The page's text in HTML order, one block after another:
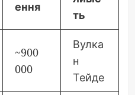
ення
ть
~900
000
Вулка
н
Тейде